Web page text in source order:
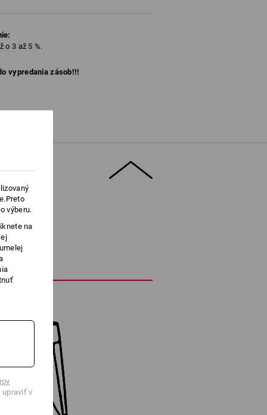
o 3 až 5 %.
vypredania zásob!!!
výberu.
na
upraviť v